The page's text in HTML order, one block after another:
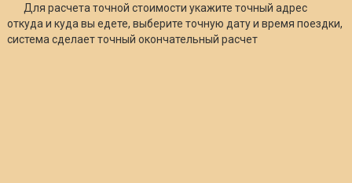
Для расчета точной стоимости укажите точный адрес
откуда и куда вы едете, выберите точную дату и время поездки,
система сделает точный окончательный расчет